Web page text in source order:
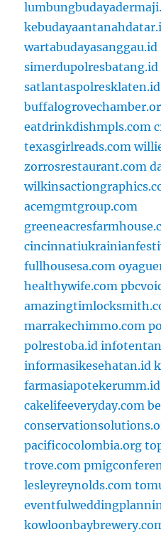
wartabudayasanggau.id
simerdupolresbatang.id
satlantaspolresklaten.id
eatdrinkdishmpls.com
texasgirlreads.com
zorrosrestaurant.com
acemgmtgroup.com
fullhousesa.com
healthywife.com
marrakechimmo.com
polrestoba.id
informasikesehatan.id
farmasiapotekerumm.id
cakelifeeveryday.com
pacificocolombia.org
trove.com
lesleyreynolds.com